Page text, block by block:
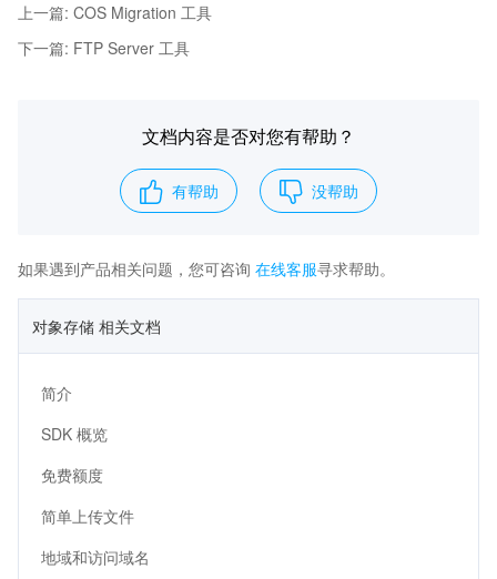
上一篇: COS Migration 工具
下一篇: FTP Server 工具
文档内容是否对您有帮助？
有帮助 没帮助
如果遇到产品相关问题，您可咨询 在线客服寻求帮助。
对象存储 相关文档
简介
SDK 概览
免费额度
简单上传文件
地域和访问域名